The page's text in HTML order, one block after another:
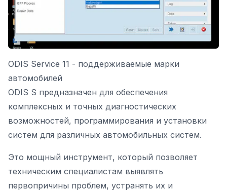
ODIS Service 11 - поддерживаемые марки
автомобилей
ODIS S предназначен для обеспечения
комплексных и точных диагностических
возможностей, программирования и установки
систем для различных автомобильных систем.
Это мощный инструмент, который позволяет
техническим специалистам выявлять
первопричины проблем, устранять их и